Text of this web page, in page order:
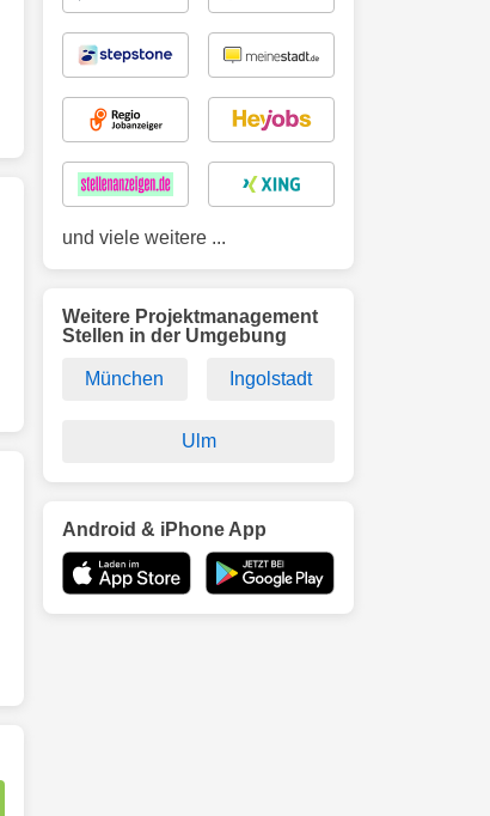
und viele weitere ...
Weitere Projektmanagement
Stellen in der Umgebung
München Ingolstadt
Ulm
Android & iPhone App